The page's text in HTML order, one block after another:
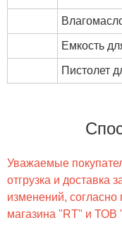
Емкость
Пистолет
Уважаемые
отгрузка и доставка
изменений,
магазина "RT" и ТОВ